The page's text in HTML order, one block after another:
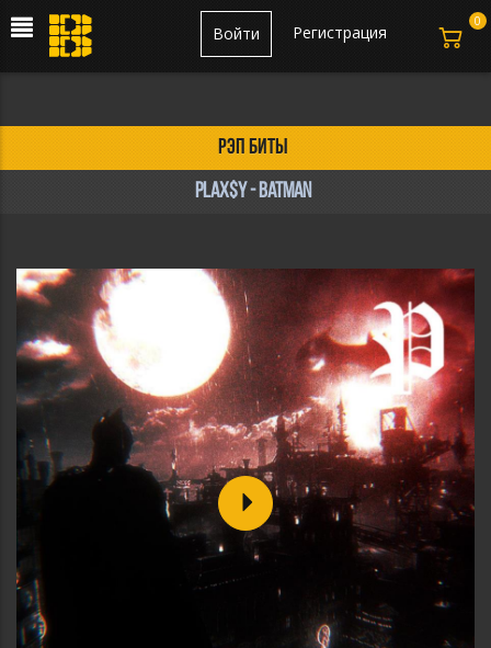
Регистрация
Войти
рэп биты
plax$y - batman
0